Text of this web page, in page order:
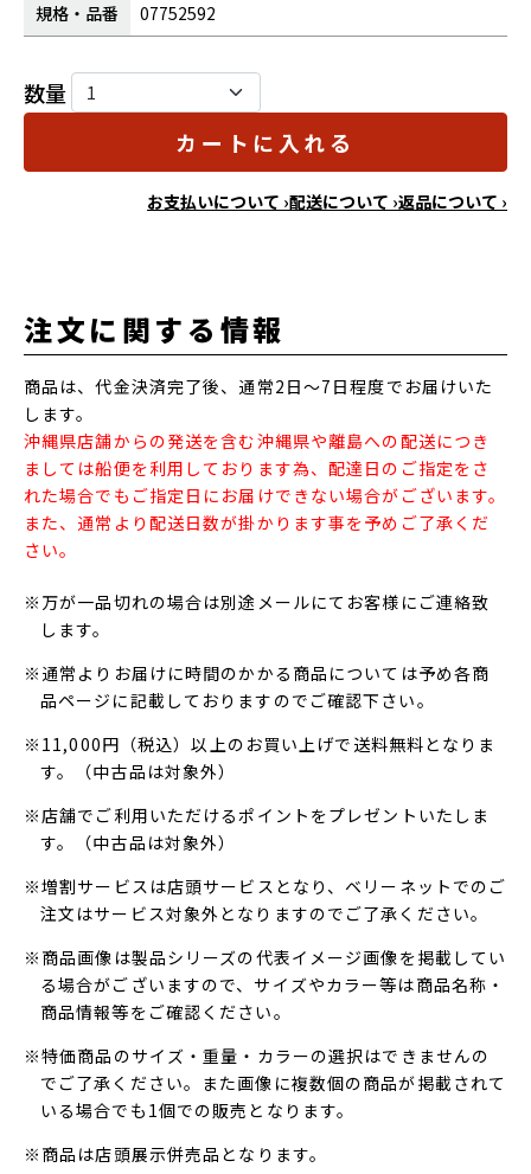
規格・品番
07752592
数量
カートに入れる
お支払いについて ›配送について ›返品について ›
注文に関する情報
商品は、代金決済完了後、通常2日～7日程度でお届けいた
します。
沖縄県店舗からの発送を含む沖縄県や離島への配送につき
ましては船便を利用しております為、配達日のご指定をさ
れた場合でもご指定日にお届けできない場合がございます。
また、通常より配送日数が掛かります事を予めご了承くだ
さい。
※万が一品切れの場合は別途メールにてお客様にご連絡致
します。
※通常よりお届けに時間のかかる商品については予め各商
品ページに記載しておりますのでご確認下さい。
※11,000円（税込）以上のお買い上げで送料無料となりま
す。（中古品は対象外）
※店舗でご利用いただけるポイントをプレゼントいたしま
す。（中古品は対象外）
※増割サービスは店頭サービスとなり、ベリーネットでのご
注文はサービス対象外となりますのでご了承ください。
※商品画像は製品シリーズの代表イメージ画像を掲載してい
る場合がございますので、サイズやカラー等は商品名称・
商品情報等をご確認ください。
※特価商品のサイズ・重量・カラーの選択はできませんの
でご了承ください。また画像に複数個の商品が掲載されて
いる場合でも1個での販売となります。
※商品は店頭展示併売品となります。